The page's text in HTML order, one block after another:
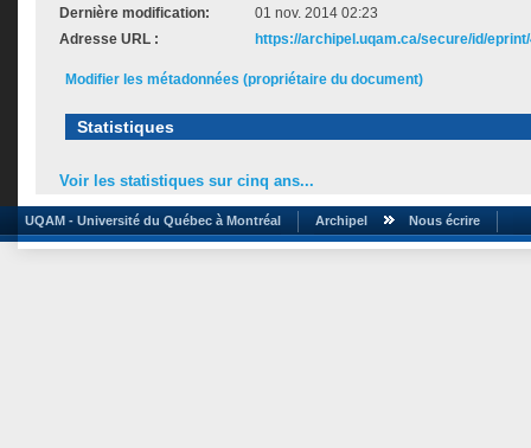
Dernière modification:
01 nov. 2014 02:23
Adresse URL :
https://archipel.uqam.ca/secure/id/
Modifier les métadonnées (propriétaire du document)
Statistiques
Voir les statistiques sur cinq ans...
UQAM - Université du Québec à Montréal Archipel Nous écrire